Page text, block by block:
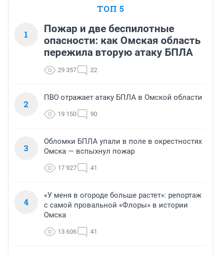
ТОП 5
1
Пожар и две беспилотные
опасности: как Омская область
пережила вторую атаку БПЛА
29 357 22
2
ПВО отражает атаку БПЛА в Омской области
19 150 90
3
Обломки БПЛА упали в поле в окрестностях
Омска — вспыхнул пожар
17 927 41
4
«У меня в огороде больше растет»: репортаж
с самой провальной «Флоры» в истории
Омска
13 606 41